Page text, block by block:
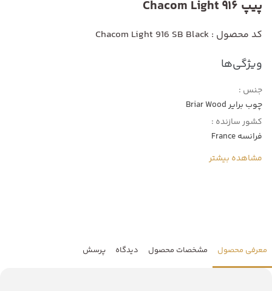
پیپ Chacom Light 916
کد محصول : Chacom Light 916 SB Black
ویژگی‌ها
جنس :
چوب برایر Briar Wood
کشور سازنده :
فرانسه France
مشاهده بیشتر
معرفی محصول مشخصات محصول دیدگاه پرسش